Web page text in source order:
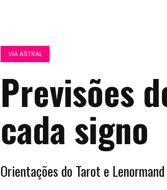
VIA ASTRAL
Previsões
cada signo
Orientações do Tarot e